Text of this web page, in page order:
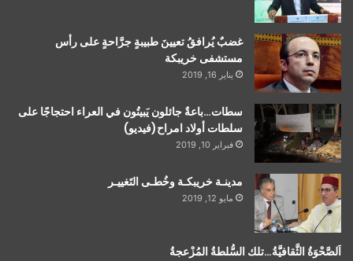
غضبٌ يُرافقُ تعيينَ طبيبةٍ جرَّاحةٍ على رأس
مستشفى خريبكة
يناير 16, 2019
سطات…باعةٌ جائلون يَبيتُون في العراء احتجاجًا على
سلطات أولاد امراح(فيديو)
فبراير 10, 2019
مدينـة خريبكـة وخُطـى التَغييـر
مايو 12, 2019
اَلصَّحْوَةُ الثَّقافيَّةُ…تلك السُّلطةُ المُزْعجةُ